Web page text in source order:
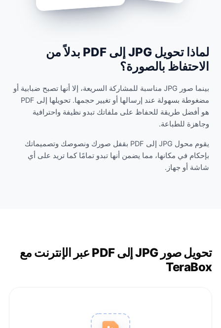
لماذا تحويل JPG إلى PDF بدلاً من
الاحتفاظ بالصورة؟
بينما صور JPG مناسبة للمشاركة السريعة، إلا أنها تصبح ضبابية أو
مضغوطة بسهولة عند إرسالها أو تغيير حجمها. تحويلها إلى PDF
هو أفضل طريقة للحفاظ على ملفاتك تبدو نظيفة واحترافية
وجاهزة للطباعة.
يقوم محول JPG إلى PDF بقفل صورك ونصوصك وتصميماتك
بإحكام في مكانها، مما يضمن أنها تبدو تمامًا كما تريد على أي
شاشة أو جهاز.
تحويل صور JPG إلى PDF عبر الإنترنت مع
TeraBox